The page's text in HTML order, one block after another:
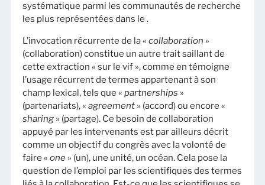
systématique parmi les communautés de recherche
les plus représentées dans le .
L’invocation récurrente de la « collaboration »
(collaboration) constitue un autre trait saillant de
cette extraction « sur le vif », comme en témoigne
l’usage récurrent de termes appartenant à son
champ lexical, tels que « partnerships »
(partenariats), « agreement » (accord) ou encore «
sharing » (partage). Ce besoin de collaboration
appuyé par les intervenants est par ailleurs décrit
comme un objectif du congrès avec la volonté de
faire « one » (un), une unité, un océan. Cela pose la
question de l’emploi par les scientifiques des termes